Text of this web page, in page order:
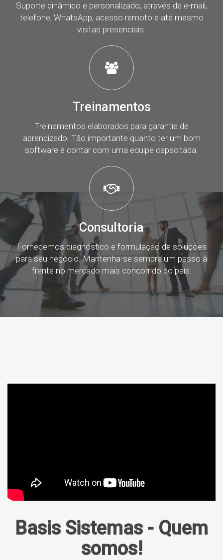
Suporte dinâmico e personalizado, através de e-mail,
telefone, WhatsApp, acesso remoto e até mesmo
visitas presenciais.
Treinamentos
Treinamentos elaborados para garantia de
aprendizado. Tão importante quanto ter um bom
software é contar com uma equipe capacitada.
Consultoria
Fornecemos diagnóstico e formulação de soluções
para seu negócio. Mantenha-se sempre um passo à
frente no mercado mais concorrido do país.
Basis Sistemas - Quem
somos!